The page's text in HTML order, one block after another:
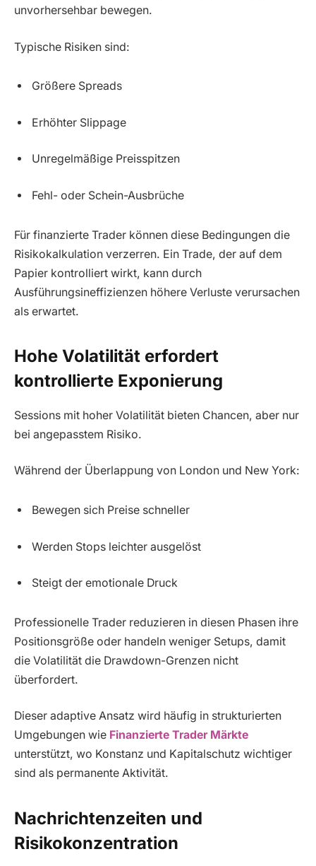
unvorhersehbar bewegen.
Typische Risiken sind:
Größere Spreads
Erhöhter Slippage
Unregelmäßige Preisspitzen
Fehl- oder Schein-Ausbrüche
Für finanzierte Trader können diese Bedingungen die
Risikokalkulation verzerren. Ein Trade, der auf dem
Papier kontrolliert wirkt, kann durch
Ausführungsineffizienzen höhere Verluste verursachen
als erwartet.
Hohe Volatilität erfordert
kontrollierte Exponierung
Sessions mit hoher Volatilität bieten Chancen, aber nur
bei angepasstem Risiko.
Während der Überlappung von London und New York:
Bewegen sich Preise schneller
Werden Stops leichter ausgelöst
Steigt der emotionale Druck
Professionelle Trader reduzieren in diesen Phasen ihre
Positionsgröße oder handeln weniger Setups, damit
die Volatilität die Drawdown-Grenzen nicht
überfordert.
Dieser adaptive Ansatz wird häufig in strukturierten
Umgebungen wie Finanzierte Trader Märkte
unterstützt, wo Konstanz und Kapitalschutz wichtiger
sind als permanente Aktivität.
Nachrichtenzeiten und
Risikokonzentration